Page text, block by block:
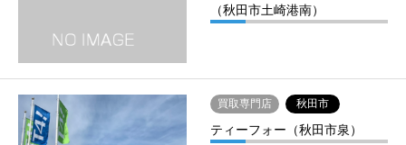
（秋田市土崎港南）
買取専門店 秋田市
ティーフォー（秋田市泉）